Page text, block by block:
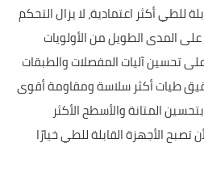
للطي أكثر اعتمادية، لا يزال التحكم
على المدى الطويل من الأولويات
تحسين آليات المفصلات والطبقات
طيات أكثر سلاسة ومقاومة أقوى
المتانة والأسطح الأكثر
الأجهزة القابلة للطي خيارًا